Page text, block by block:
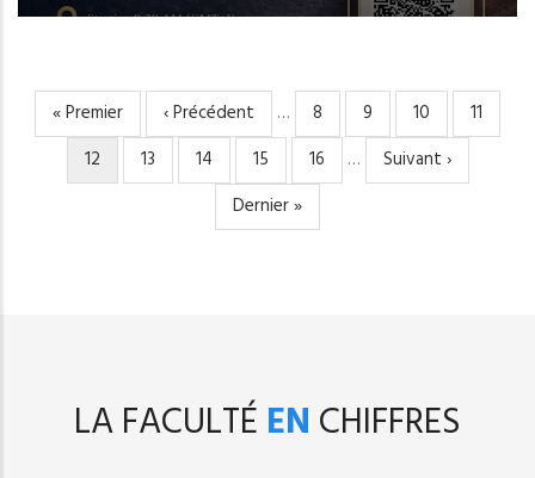
PAGINATION
Première
page
« Premier
Page
précédente
‹ Précédent … Page
8 Page
9 Page
10 Page
11
Page
courante
12 Page
13 Page
14 Page
15 Page
16 …
Page
suivante
Suivant ›
Dernière
page
Dernier »
LA FACULTÉ EN CHIFFRES